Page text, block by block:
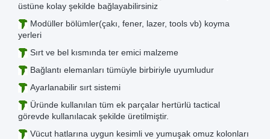
üstüne kolay şekilde bağlayabilirsiniz
Modüller bölümler(çakı, fener, lazer, tools vb) koyma
yerleri
Sırt ve bel kısmında ter emici malzeme
Bağlantı elemanları tümüyle birbiriyle uyumludur
Ayarlanabilir sırt sistemi
Üründe kullanılan tüm ek parçalar hertürlü tactical
görevde kullanılacak şekilde üretilmiştir.
Vücut hatlarına uygun kesimli ve yumuşak omuz kolonları